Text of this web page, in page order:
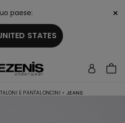
paese:
STATES
×
E PANTALONCINI > JEANS